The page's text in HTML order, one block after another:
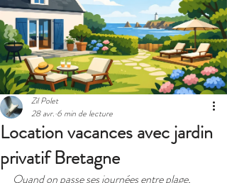
Location vacances avec jardin
privatif Bretagne
Zil Polet
28 avr. 6 min de lecture
Quand on passe ses journées entre plage,